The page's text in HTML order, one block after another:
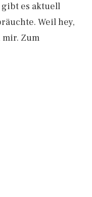
es aktuell
Weil hey,
mir. Zum